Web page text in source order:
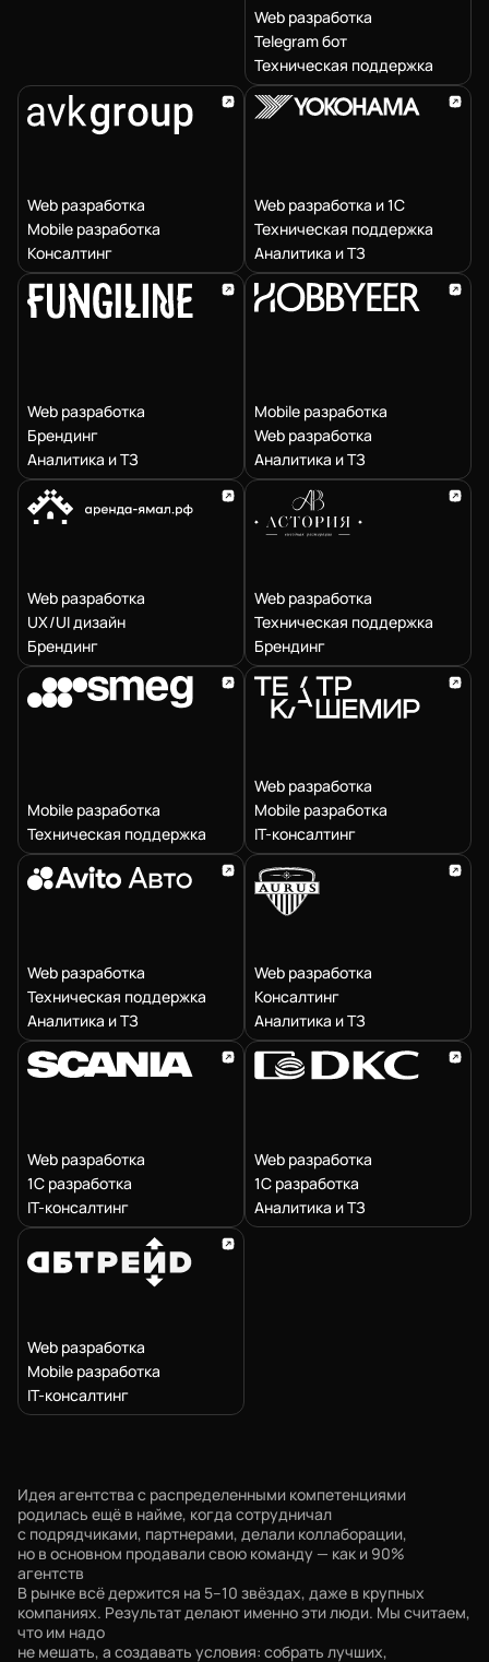
Web разработка
Telegram бот
Техническая поддержка
Web разработка
Mobile разработка
Консалтинг
Web разработка и 1С
Техническая поддержка
Аналитика и ТЗ
Web разработка
Брендинг
Аналитика и ТЗ
Mobile разработка
Web разработка
Аналитика и ТЗ
Web разработка
UX/UI дизайн
Брендинг
Web разработка
Техническая поддержка
Брендинг
Mobile разработка
Техническая поддержка
Web разработка
Mobile разработка
IT-консалтинг
Web разработка
Техническая поддержка
Аналитика и ТЗ
Web разработка
Консалтинг
Аналитика и ТЗ
Web разработка
1С разработка
IT-консалтинг
Web разработка
1С разработка
Аналитика и ТЗ
Web разработка
Mobile разработка
IT-консалтинг
Идея агентства с распределенными компетенциями
родилась ещё в найме, когда сотрудничал
с подрядчиками, партнерами, делали коллаборации,
но в основном продавали свою команду — как и 90%
агентств
В рынке всё держится на 5–10 звёздах, даже в крупных
компаниях. Результат делают именно эти люди. Мы считаем,
что им надо
не мешать, а создавать условия: собрать лучших,